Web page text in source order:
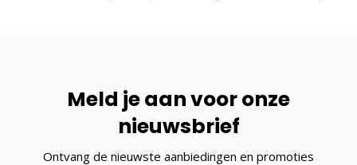
Meld je aan voor onze
nieuwsbrief
Ontvang de nieuwste aanbiedingen en promoties